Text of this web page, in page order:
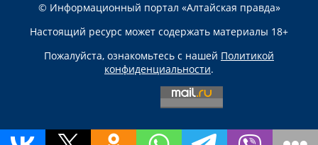
© Информационный портал «Алтайская правда»
Настоящий ресурс может содержать материалы 18+
Пожалуйста, ознакомьтесь с нашей Политикой
конфиденциальности.